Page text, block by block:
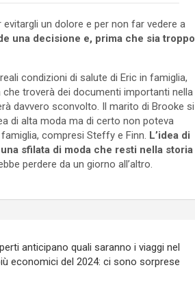
un dolore e per non far vedere a
una decisione e, prima che sia troppo
condizioni di salute di Eric in famiglia,
troverà dei documenti importanti nella
davvero sconvolto. Il marito di Brooke si
di alta moda ma di certo non poteva
compresi Steffy e Finn. L’idea di
sfilata di moda che resti nella storia
perdere da un giorno all’altro.
anticipano quali saranno i viaggi nel
economici del 2024: ci sono sorprese